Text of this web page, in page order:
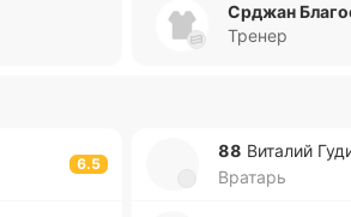
Срджан
Тренер
6.5
88 Ви­та­лий
Вратарь